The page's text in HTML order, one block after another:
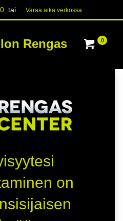
tai Varaa aika verk​​​​ossa
Rengas 0
on